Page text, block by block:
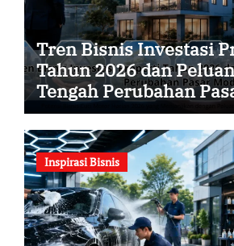
Tren Bisnis Investasi
Tahun 2026 dan
Tengah Perubahan
Inspirasi Bisnis